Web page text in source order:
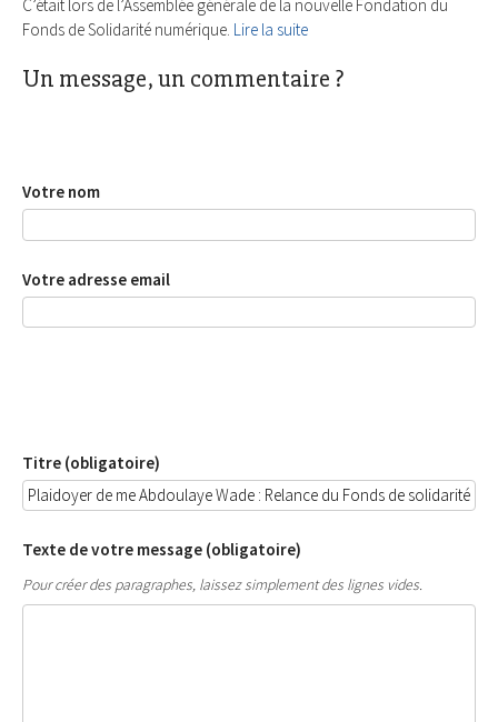
C’était lors de l’Assemblée générale de la nouvelle Fondation du
Fonds de Solidarité numérique. Lire la suite
Un message, un commentaire ?
Votre nom
Votre adresse email
Titre (obligatoire)
Texte de votre message (obligatoire)
Pour créer des paragraphes, laissez simplement des lignes vides.